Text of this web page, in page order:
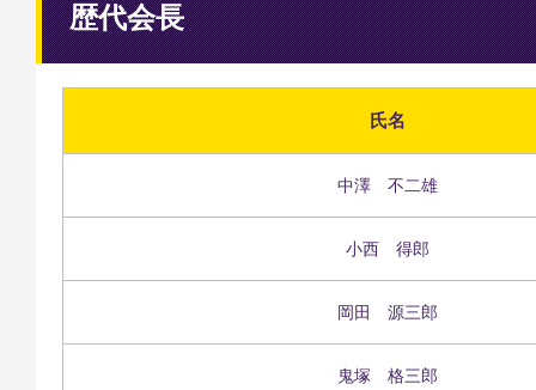
歴代会長
氏名
中澤 不二雄
小西 得郎
岡田 源三郎
鬼塚 格三郎